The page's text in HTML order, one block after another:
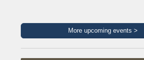
More upcoming events >